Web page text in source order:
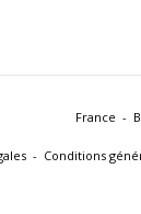
France
Conditions